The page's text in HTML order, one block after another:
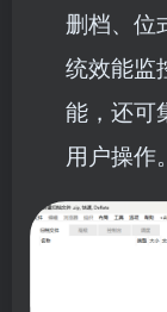
删档、位
统效能监
能，还可
用户操作。